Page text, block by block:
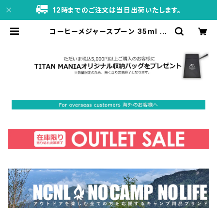
12時までのご注文は当日出荷いたします。
コーヒーメジャースプーン 35ml 計
ャンプ ソロキャンプ アウトドア用品
キャンプ用品 | TITAN MANIA（チ
タンマニア）公式オンラインストア